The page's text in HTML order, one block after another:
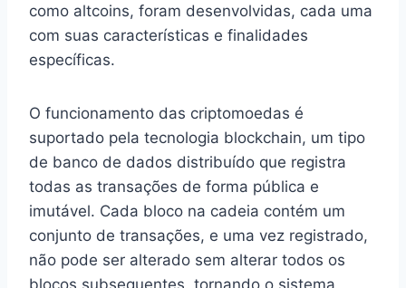
como altcoins, foram desenvolvidas, cada uma
com suas características e finalidades
específicas.
O funcionamento das criptomoedas é
suportado pela tecnologia blockchain, um tipo
de banco de dados distribuído que registra
todas as transações de forma pública e
imutável. Cada bloco na cadeia contém um
conjunto de transações, e uma vez registrado,
não pode ser alterado sem alterar todos os
blocos subsequentes, tornando o sistema